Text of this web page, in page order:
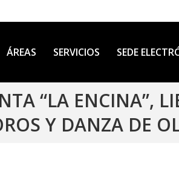
ÁREAS SERVICIOS SEDE
“LA ENCINA”,
Y DANZA DE